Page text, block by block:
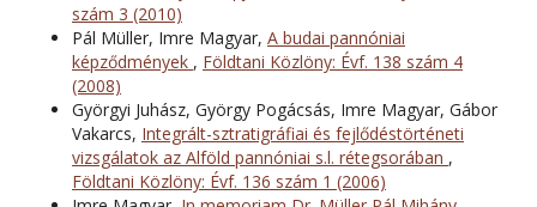
szám 3 (2010)
Pál Müller, Imre Magyar, A budai pannóniai
képződmények , Földtani Közlöny: Évf. 138 szám 4
(2008)
Györgyi Juhász, György Pogácsás, Imre Magyar, Gábor
Vakarcs, Integrált-sztratigráfiai és fejlődéstörténeti
vizsgálatok az Alföld pannóniai s.l. rétegsorában ,
Földtani Közlöny: Évf. 136 szám 1 (2006)